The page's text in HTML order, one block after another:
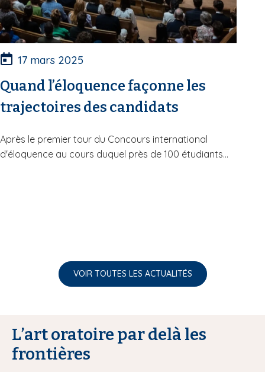
17 mars 2025
Quand l’éloquence façonne les
trajectoires des candidats
Après le premier tour du Concours international
d'éloquence au cours duquel près de 100 étudiants...
VOIR TOUTES LES ACTUALITÉS
L’art oratoire par delà les
frontières